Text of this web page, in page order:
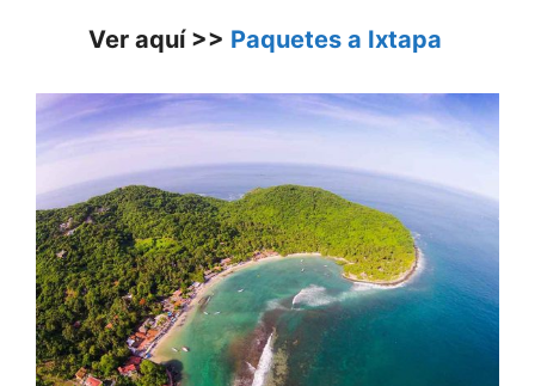
Ver aquí >> Paquetes a Ixtapa